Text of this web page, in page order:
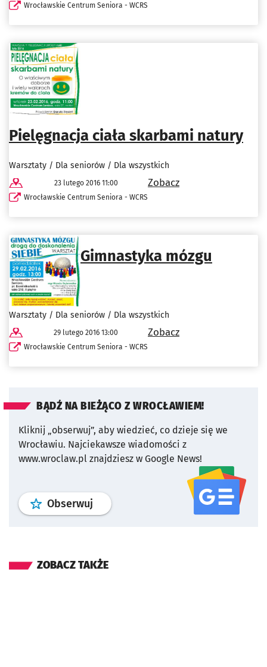
Wrocławskie Centrum Seniora - WCRS
Pielęgnacja ciała skarbami natury
Warsztaty / Dla seniorów / Dla wszystkich
23 lutego 2016 11:00
Wrocławskie Centrum Seniora - WCRS
Zobacz
Gimnastyka mózgu
Warsztaty / Dla seniorów / Dla wszystkich
29 lutego 2016 13:00
Wrocławskie Centrum Seniora - WCRS
Zobacz
BĄDŹ NA BIEŻĄCO Z WROCŁAWIEM!
Kliknij „obserwuj”, aby wiedzieć, co dzieje się we
Wrocławiu. Najciekawsze wiadomości z
www.wroclaw.pl znajdziesz w Google News!
Obserwuj profil serwisu
ZOBACZ TAKŻE